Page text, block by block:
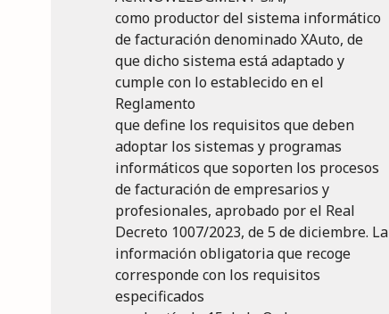
como productor del sistema informático
de facturación denominado XAuto, de
que dicho sistema está adaptado y
cumple con lo establecido en el
Reglamento
que define los requisitos que deben
adoptar los sistemas y programas
informáticos que soporten los procesos
de facturación de empresarios y
profesionales, aprobado por el Real
Decreto 1007/2023, de 5 de diciembre. La
información obligatoria que recoge
corresponde con los requisitos
especificados